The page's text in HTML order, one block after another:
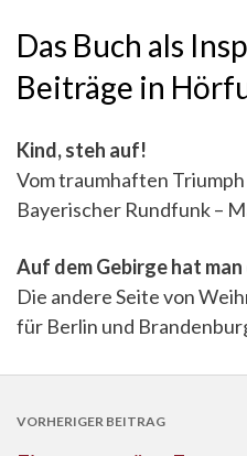
Das Buch als
Beiträge in
Kind, steh auf!
Vom traumhaften
Bayerischer Rundfunk –
Auf dem Gebirge hat
Die andere Seite von
für Berlin und
VORHERIGER BEITRAG